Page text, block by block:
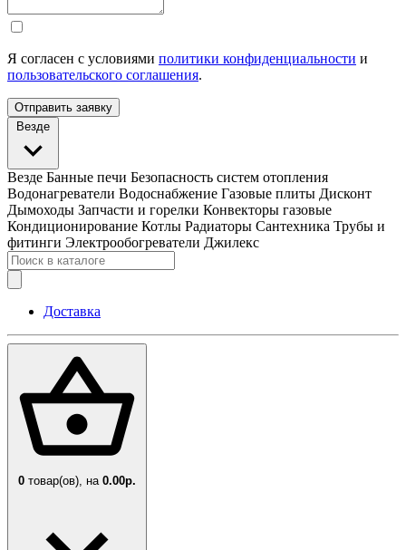
Я согласен с условиями политики конфиденциальности и
пользовательского соглашения.
Отправить заявку
Везде
Везде Банные печи Безопасность систем отопления
Водонагреватели Водоснабжение Газовые плиты Дисконт
Дымоходы Запчасти и горелки Конвекторы газовые
Кондиционирование Котлы Радиаторы Сантехника Трубы и
фитинги Электрообогреватели Джилекс
Доставка
0 товар(ов), на 0.00р.